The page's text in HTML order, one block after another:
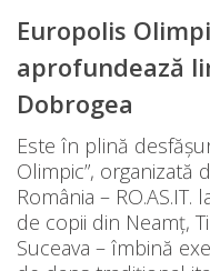
Europolis
aprofundează
Dobrogea
Este în plină
Olimpic”, organizată
România – RO.AS.IT.
de copii din Neamț,
Suceava – îmbină